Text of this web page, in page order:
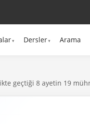
Dersler Arama
geçtiği 8 ayetin 19